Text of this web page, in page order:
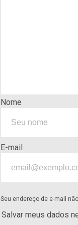
Nome
E-mail
Seu endereço de e-mail
Salvar meus dados